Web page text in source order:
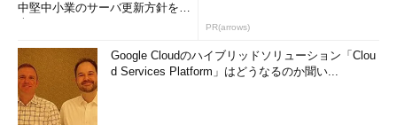
中堅中小業のサーバ更新方針を調
PR(arrows)
Google Cloudのハイブリッドソリューション「Clou
d Services Platform」はどうなるのか聞い...